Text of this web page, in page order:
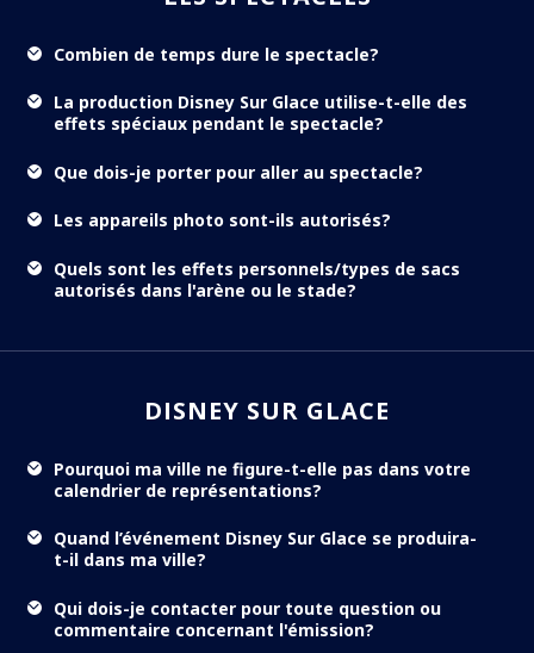
Combien de temps dure le spectacle?
La production Disney Sur Glace utilise-t-elle des
effets spéciaux pendant le spectacle?
Que dois-je porter pour aller au spectacle?
Les appareils photo sont-ils autorisés?
Quels sont les effets personnels/types de sacs
autorisés dans l'arène ou le stade?
DISNEY SUR GLACE
Pourquoi ma ville ne figure-t-elle pas dans votre
calendrier de représentations?
Quand l’événement Disney Sur Glace se produira-
t-il dans ma ville?
Qui dois-je contacter pour toute question ou
commentaire concernant l'émission?